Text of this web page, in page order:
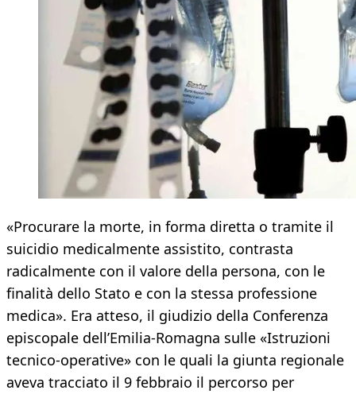
«Procurare la morte, in forma diretta o tramite il
suicidio medicalmente assistito, contrasta
radicalmente con il valore della persona, con le
finalità dello Stato e con la stessa professione
medica». Era atteso, il giudizio della Conferenza
episcopale dell’Emilia-Romagna sulle «Istruzioni
tecnico-operative» con le quali la giunta regionale
aveva tracciato il 9 febbraio il percorso per